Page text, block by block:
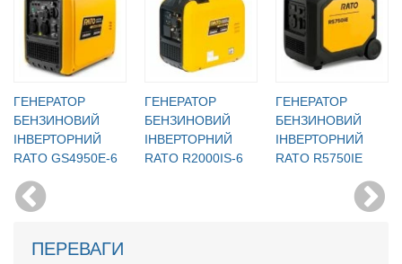
ГЕНЕРАТОР
БЕНЗИНОВИЙ
IНВЕРТОРНИЙ
RATO GS4950E-6
ГЕНЕРАТОР
БЕНЗИНОВИЙ
IНВЕРТОРНИЙ
RATO R2000IS-6
ГЕНЕРАТОР
БЕНЗИНОВИЙ
IНВЕРТОРНИЙ
RATO R5750IE
ПЕРЕВАГИ